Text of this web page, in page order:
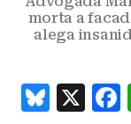
morta a
alega
B
X